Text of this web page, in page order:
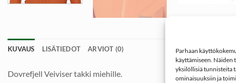
Parhaan
käyttämiseen. Näiden
yksilöllisiä tunnisteita
ominaisuuksiin ja
KUVAUS LISÄTIEDOT ARVIOT (0)
Dovrefjell Veiviser takki miehille.